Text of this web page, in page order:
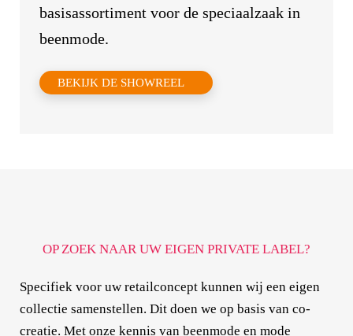
basisassortiment voor de speciaalzaak in
beenmode.
BEKIJK DE SHOWREEL
OP ZOEK NAAR UW EIGEN PRIVATE LABEL?
Specifiek voor uw retailconcept kunnen wij een eigen
collectie samenstellen. Dit doen we op basis van co-
creatie. Met onze kennis van beenmode en mode